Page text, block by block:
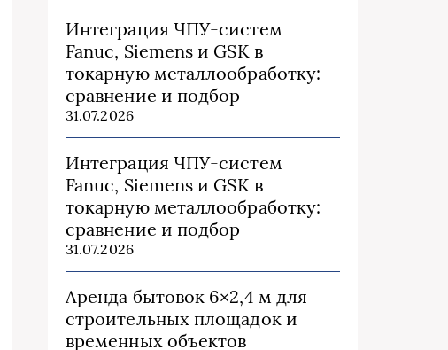
Интеграция ЧПУ-систем
Fanuc, Siemens и GSK в
токарную металлообработку:
сравнение и подбор
31.07.2026
Интеграция ЧПУ-систем
Fanuc, Siemens и GSK в
токарную металлообработку:
сравнение и подбор
31.07.2026
Аренда бытовок 6×2,4 м для
строительных площадок и
временных объектов